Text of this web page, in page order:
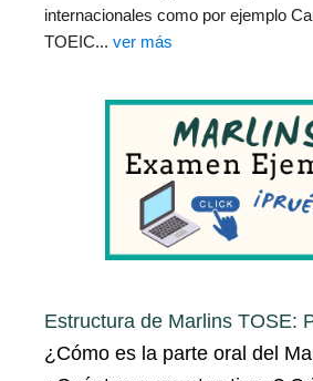
internacionales como por ejemplo
TOEIC... ver más
Estructura de Marlins TOSE:
¿Cómo es la parte oral del